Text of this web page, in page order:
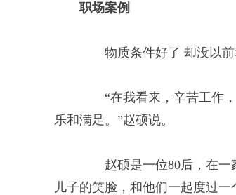
职场案例
物质条件好了 却没以前
“在我看来，辛苦工作，
乐和满足。”赵硕说。
赵硕是一位80后，在一
儿子的笑脸，和他们一起度过